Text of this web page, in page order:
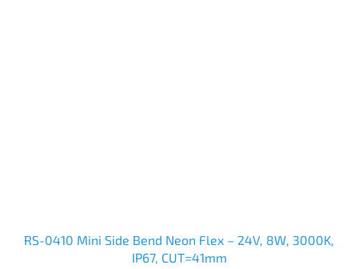
RS-0410 Mini Side Bend Neon Flex – 24V, 8W, 3000K,
IP67, CUT=41mm